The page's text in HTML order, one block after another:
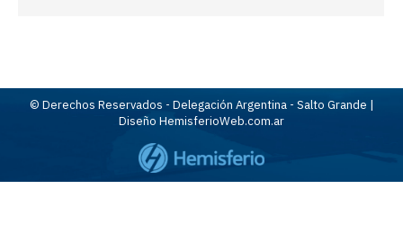
© Derechos Reservados - Delegación Argentina - Salto Grande |
Diseño HemisferioWeb.com.ar